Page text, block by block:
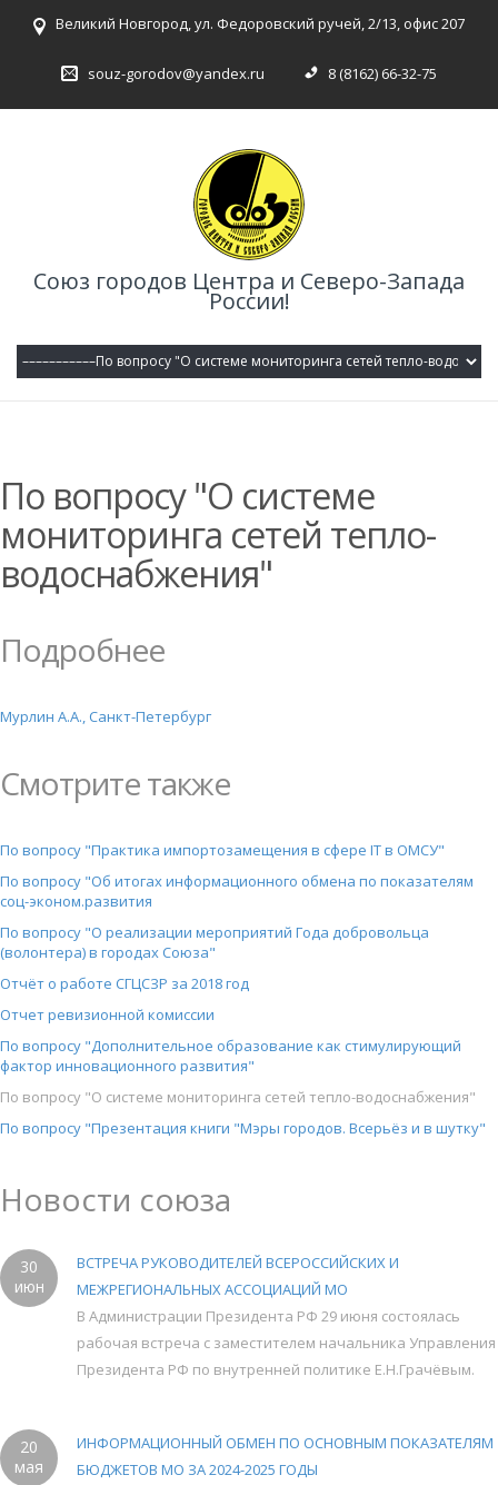
Великий Новгород, ул. Федоровский ручей, 2/13, офис 207
souz-gorodov@yandex.ru 8 (8162) 66-32-75
Союз городов Центра и Северо-Запада
России!
По вопросу "О системе
мониторинга сетей тепло-
водоснабжения"
Подробнее
Мурлин А.А., Санкт-Петербург
Смотрите также
По вопросу "Практика импортозамещения в сфере IT в ОМСУ"
По вопросу "Об итогах информационного обмена по показателям
соц-эконом.развития
По вопросу "О реализации мероприятий Года добровольца
(волонтера) в городах Союза"
Отчёт о работе СГЦСЗР за 2018 год
Отчет ревизионной комиссии
По вопросу "Дополнительное образование как стимулирующий
фактор инновационного развития"
По вопросу "О системе мониторинга сетей тепло-водоснабжения"
По вопросу "Презентация книги "Мэры городов. Всерьёз и в шутку"
Новости союза
30
июн
ВСТРЕЧА РУКОВОДИТЕЛЕЙ ВСЕРОССИЙСКИХ И
МЕЖРЕГИОНАЛЬНЫХ АССОЦИАЦИЙ МО
В Администрации Президента РФ 29 июня состоялась
рабочая встреча с заместителем начальника Управления
Президента РФ по внутренней политике Е.Н.Грачёвым.
20
мая
ИНФОРМАЦИОННЫЙ ОБМЕН ПО ОСНОВНЫМ ПОКАЗАТЕЛЯМ
БЮДЖЕТОВ МО ЗА 2024-2025 ГОДЫ